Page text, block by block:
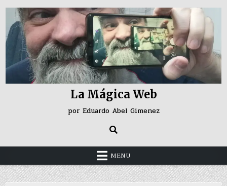
Skip
content
La Mágica Web
por Eduardo Abel Gimenez
MENU